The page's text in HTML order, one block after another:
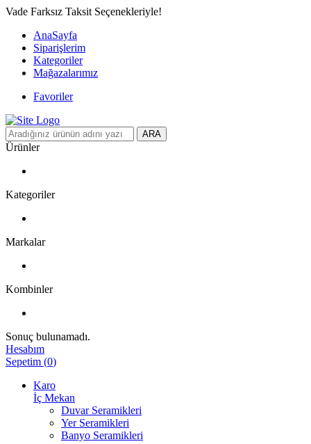
Vade Farksız Taksit Seçenekleriyle!
AnaSayfa
Siparişlerim
Kategoriler
Mağazalarımız
Favoriler
ARA
Ürünler
Kategoriler
Markalar
Kombinler
Sonuç bulunamadı.
Hesabım
Sepetim (0)
Karo
İç Mekan
Duvar Seramikleri
Yer Seramikleri
Banyo Seramikleri